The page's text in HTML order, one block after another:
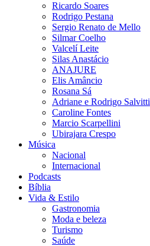
Ricardo Soares
Rodrigo Pestana
Sergio Renato de Mello
Silmar Coelho
Valcelí Leite
Silas Anastácio
ANAJURE
Elis Amâncio
Rosana Sá
Adriane e Rodrigo Salvitti
Caroline Fontes
Marcio Scarpellini
Ubirajara Crespo
Música
Nacional
Internacional
Podcasts
Bíblia
Vida & Estilo
Gastronomia
Moda e beleza
Turismo
Saúde